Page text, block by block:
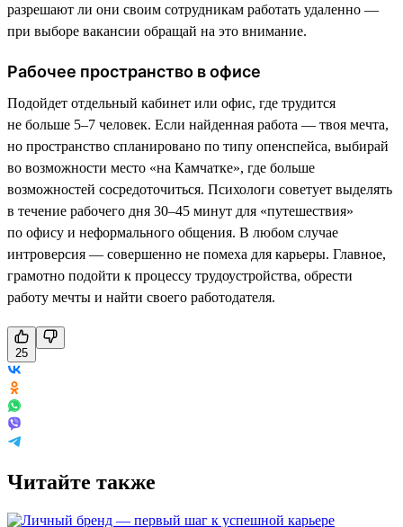
разрешают ли они своим сотрудникам работать удаленно —
при выборе вакансии обращай на это внимание.
Рабочее пространство в офисе
Подойдет отдельный кабинет или офис, где трудится
не больше 5–7 человек. Если найденная работа — твоя мечта,
но пространство спланировано по типу опенспейса, выбирай
во возможности место «на Камчатке», где больше
возможностей сосредоточиться. Психологи советует выделять
в течение рабочего дня 30–45 минут для «путешествия»
по офису и неформального общения. В любом случае
интроверсия — совершенно не помеха для карьеры. Главное,
грамотно подойти к процессу трудоустройства, обрести
работу мечты и найти своего работодателя.
25
Читайте также